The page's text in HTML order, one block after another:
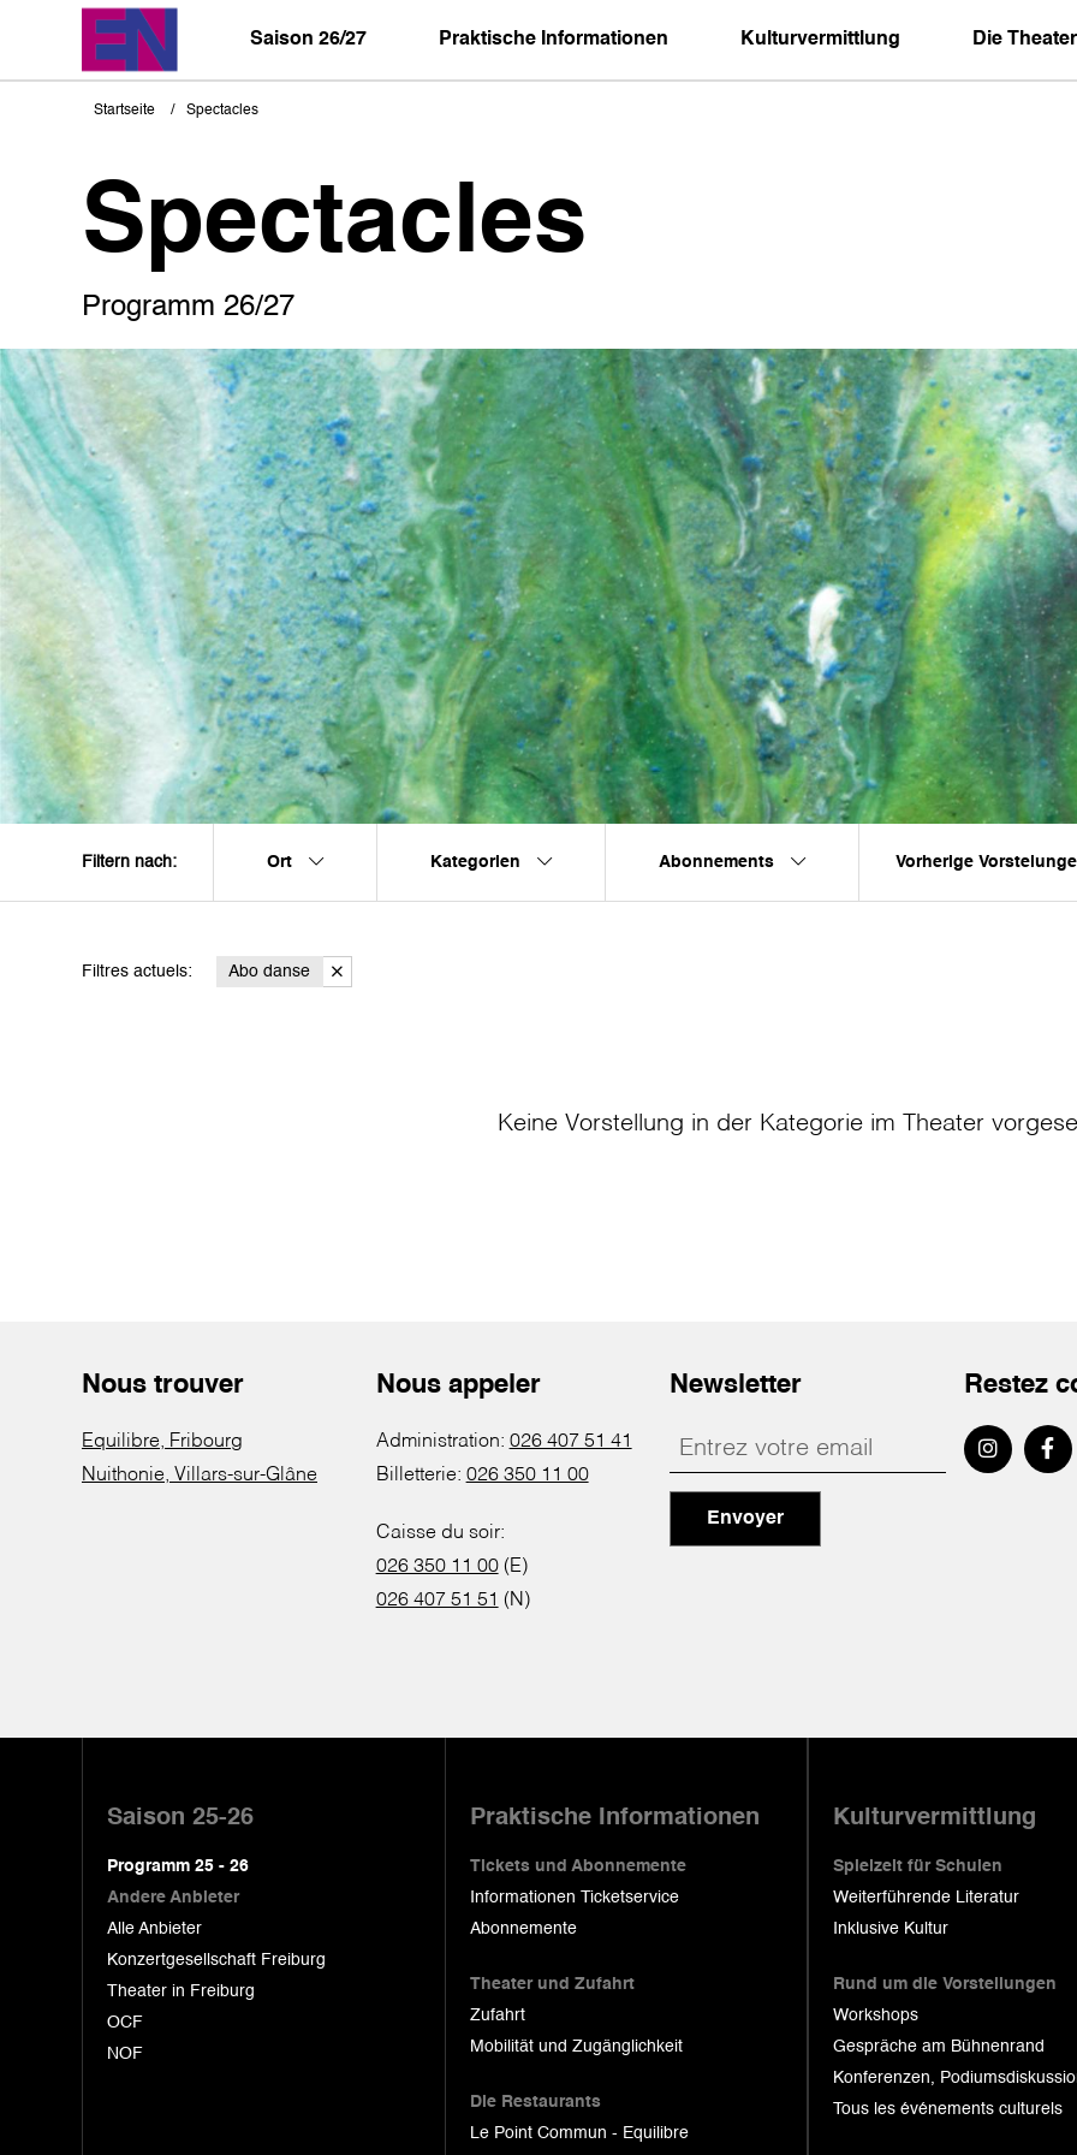
Saison 26/27 Praktische Informationen Kulturvermittlung Die Theater
Pfadnavigation
Startseite Spectacles
Spectacles
Programm 26/27
Filtern nach: Ort Kategorien Abonnements Vorherige
Filtres actuels: Abo danse
Keine Vorstellung in der Kategorie im Theater
Nous trouver
Equilibre, Fribourg
Nuithonie, Villars-sur-Glâne
Nous appeler
Administration: 026 407 51 41
Billetterie: 026 350 11 00
Caisse du soir:
026 350 11 00(E)
026 407 51 51 (N)
Newsletter
Envoyer
Restez
Saison 25-26
Programm 25 - 26
Andere Anbieter
Alle Anbieter
Konzertgesellschaft Freiburg
Theater in Freiburg
OCF
NOF
Praktische Informationen
Tickets und Abonnemente
Informationen Ticketservice
Abonnemente
Theater und Zufahrt
Zufahrt
Mobilität und Zugänglichkeit
Die Restaurants
Le Point Commun - Equilibre
Kulturvermittlung
Spielzeit für Schulen
Weiterführende Literatur
Inklusive Kultur
Rund um die Vorstellungen
Workshops
Gespräche am Bühnenrand
Konferenzen,
Tous les événements culturels